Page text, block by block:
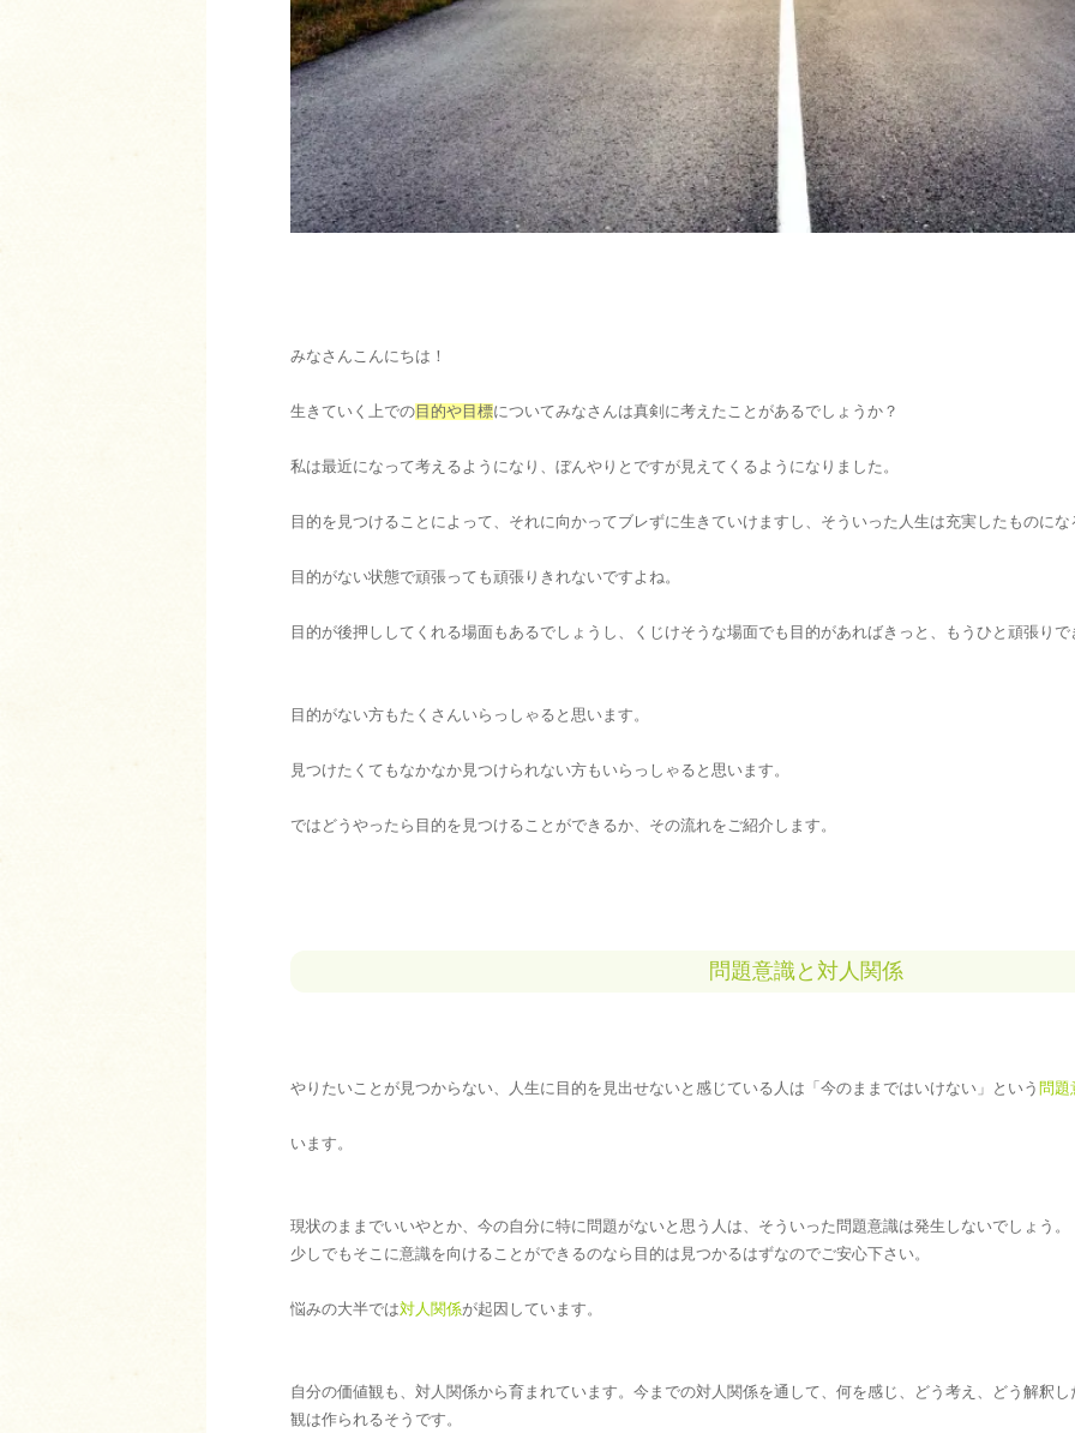
みなさんこんにちは！
生きていく上での 目的や目標についてみなさんは真剣に考えたことがあるでしょうか？
私は最近になって考えるようになり、ぼんやりとですが見えてくるようになりました。
目的を見つけることによって、それに向かってブレずに生きていけますし、そういった人生は充実したものに
目的がない状態で頑張っても頑張りきれないですよね。
目的が後押ししてくれる場面もあるでしょうし、くじけそうな場面でも目的があればきっと、もうひと頑張り
目的がない方もたくさんいらっしゃると思います。
見つけたくてもなかなか見つけられない方もいらっしゃると思います。
ではどうやったら目的を見つけることができるか、その流れをご紹介します。
問題意識と対人関係
やりたいことが見つからない、人生に目的を見出せないと感じている人は「今のままではいけない」という 問題
います。
現状のままでいいやとか、今の自分に特に問題がないと思う人は、そういった問題意識は発生しないでしょう。
少しでもそこに意識を向けることができるのなら目的は見つかるはずなのでご安心下さい。
悩みの大半では対人関係が起因しています。
自分の価値観も、対人関係から育まれています。今までの対人関係を通して、何を感じ、どう考え、どう解釈
観は作られるそうです。